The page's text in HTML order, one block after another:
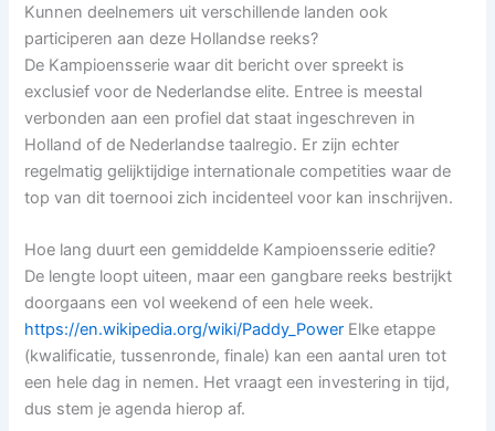
Kunnen deelnemers uit verschillende landen ook
participeren aan deze Hollandse reeks?
De Kampioensserie waar dit bericht over spreekt is
exclusief voor de Nederlandse elite. Entree is meestal
verbonden aan een profiel dat staat ingeschreven in
Holland of de Nederlandse taalregio. Er zijn echter
regelmatig gelijktijdige internationale competities waar de
top van dit toernooi zich incidenteel voor kan inschrijven.
Hoe lang duurt een gemiddelde Kampioensserie editie?
De lengte loopt uiteen, maar een gangbare reeks bestrijkt
doorgaans een vol weekend of een hele week.
https://en.wikipedia.org/wiki/Paddy_Power Elke etappe
(kwalificatie, tussenronde, finale) kan een aantal uren tot
een hele dag in nemen. Het vraagt een investering in tijd,
dus stem je agenda hierop af.